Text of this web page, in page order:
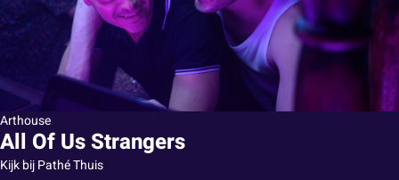
Arthouse
All Of Us Strangers
Kijk bij Pathé Thuis